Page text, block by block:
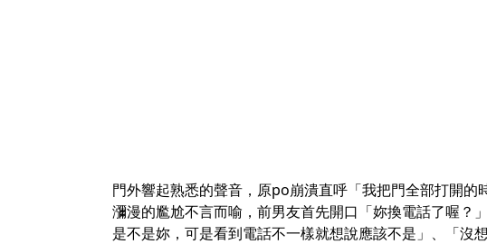
門外響起熟悉的聲音，原po崩潰直呼「我把門全部打開
瀰漫的尷尬不言而喻，前男友首先開口「妳換電話了喔？
是不是妳，可是看到電話不一樣就想說應該不是」、「沒